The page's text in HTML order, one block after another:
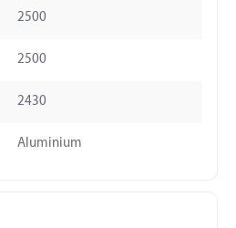
2500
2500
2430
Aluminium